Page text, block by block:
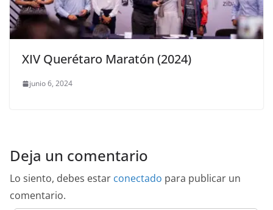
XIV Querétaro Maratón (2024)
junio 6, 2024
Deja un comentario
Lo siento, debes estar conectado para publicar un
comentario.